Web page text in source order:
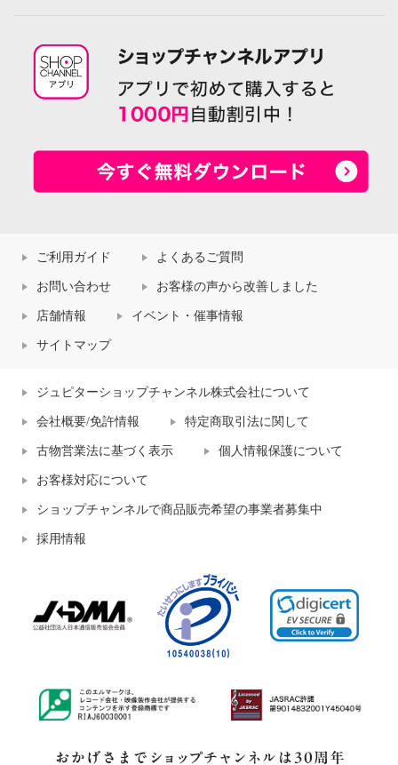
ご利用ガイド よくあるご質問
お問い合わせ お客様の声から改善しました
店舗情報 イベント・催事情報
サイトマップ
ジュピターショップチャンネル株式会社について
会社概要/免許情報 特定商取引法に関して
古物営業法に基づく表示 個人情報保護について
お客様対応について
ショップチャンネルで商品販売希望の事業者募集中
採用情報